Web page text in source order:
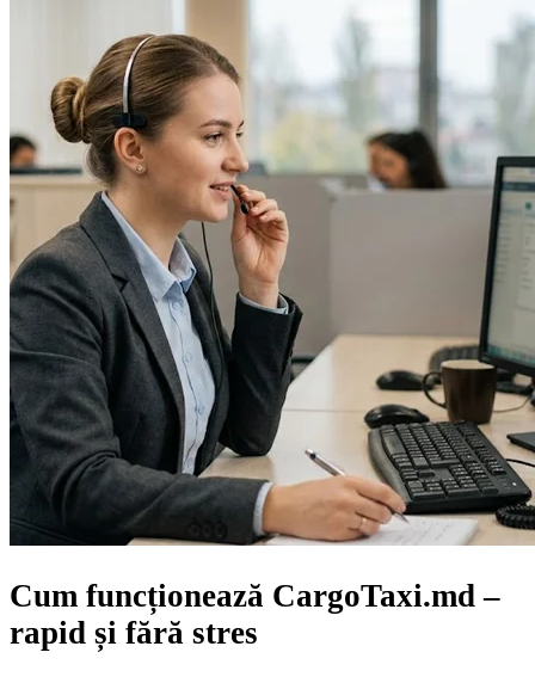
Cum funcționează CargoTaxi.md –
rapid și fără stres